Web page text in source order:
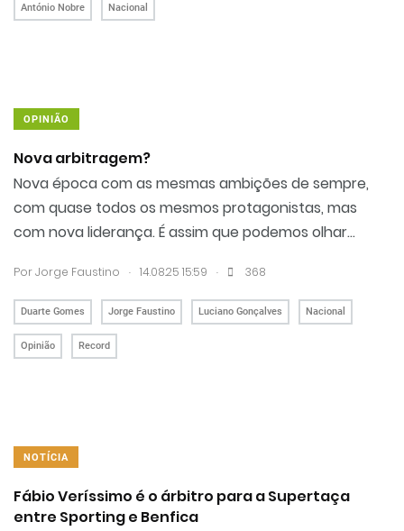
António Nobre Nacional
OPINIÃO
Nova arbitragem?
Nova época com as mesmas ambições de sempre,
com quase todos os mesmos protagonistas, mas
com nova liderança. É assim que podemos olhar...
PorJorge Faustino . 14.08.25 15:59 . 368
Duarte Gomes Jorge Faustino Luciano Gonçalves Nacional
Opinião Record
NOTÍCIA
Fábio Veríssimo é o árbitro para a Supertaça
entre Sporting e Benfica